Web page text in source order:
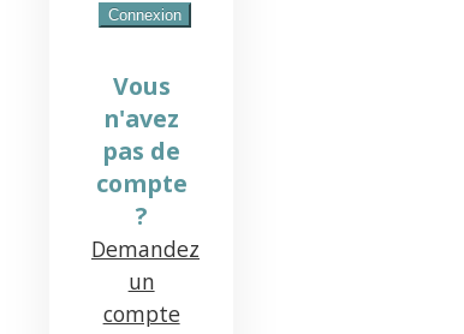
Vous
n'avez
pas de
compte
?
Demandez
un
compte